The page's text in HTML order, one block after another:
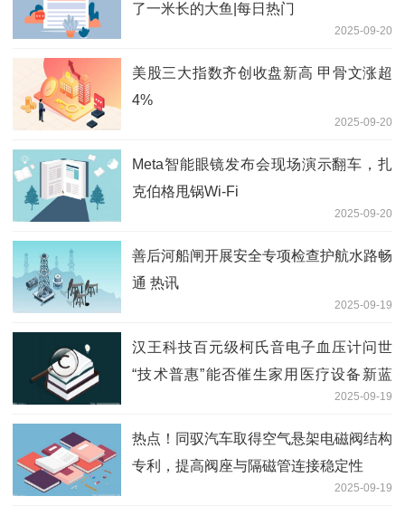
了一米长的大鱼|每日热门
2025-09-20
美股三大指数齐创收盘新高 甲骨文涨超
4%
2025-09-20
Meta智能眼镜发布会现场演示翻车，扎
克伯格甩锅Wi-Fi
2025-09-20
善后河船闸开展安全专项检查护航水路畅
通 热讯
2025-09-19
汉王科技百元级柯氏音电子血压计问世
“技术普惠”能否催生家用医疗设备新蓝
2025-09-19
热点！同驭汽车取得空气悬架电磁阀结构
专利，提高阀座与隔磁管连接稳定性
2025-09-19